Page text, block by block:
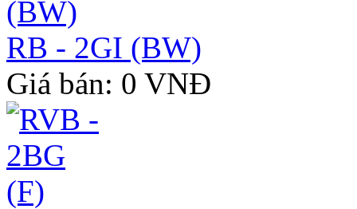
RB - 2GI (BW)
Giá bán: 0 VNĐ